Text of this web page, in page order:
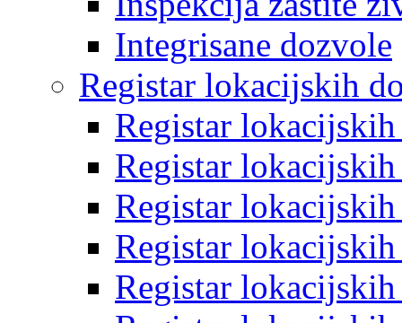
Integrisane dozvole
Registar lokacijskih
Registar
Registar
Registar
Registar
Registar